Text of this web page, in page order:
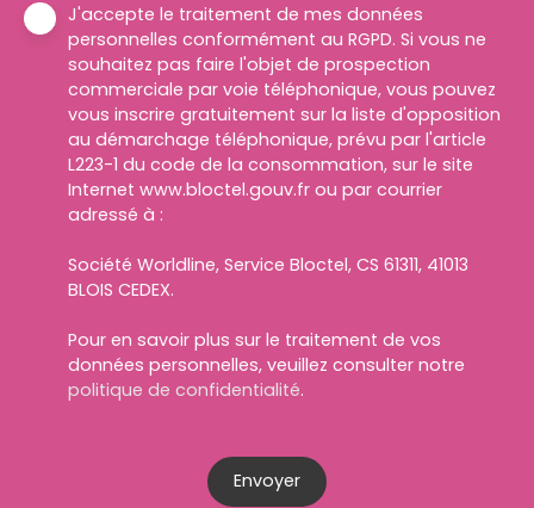
J'accepte le traitement de mes données
personnelles conformément au RGPD. Si vous ne
souhaitez pas faire l'objet de prospection
commerciale par voie téléphonique, vous pouvez
vous inscrire gratuitement sur la liste d'opposition
au démarchage téléphonique, prévu par l'article
L223-1 du code de la consommation, sur le site
Internet www.bloctel.gouv.fr ou par courrier
adressé à :
Société Worldline, Service Bloctel, CS 61311, 41013
BLOIS CEDEX.
Pour en savoir plus sur le traitement de vos
données personnelles, veuillez consulter notre
politique de confidentialité.
Envoyer